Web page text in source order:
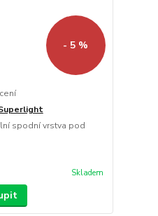
- 5 %
spodní vrstva pod
Skladem